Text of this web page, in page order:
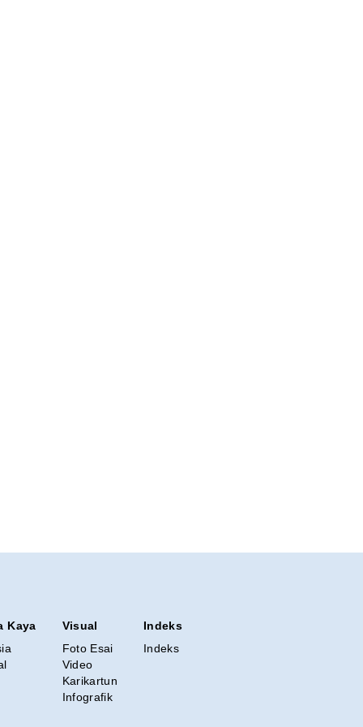
Kaya
Visual
Foto Esai
Video
Karikartun
Infografik
Indeks
Indeks